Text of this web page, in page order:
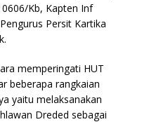
Kb, Kapten Inf
Persit Kartika
memperingati HUT
beberapa rangkaian
yaitu melaksanakan
Dreded sebagai